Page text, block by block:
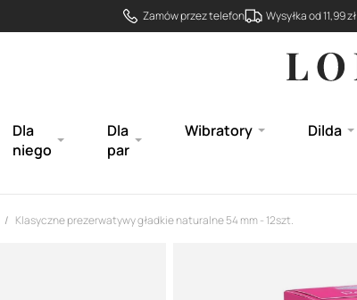
Zamów przez telefon Wysyłka od 11,99 zł
Dla
niego
Dla
par
Wibratory Dilda
Klasyczne prezerwatywy gładkie naturalne 54 mm - 12szt.